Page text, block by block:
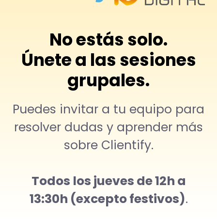
No estás solo.
Únete a las sesiones
grupales.
Puedes invitar a tu equipo para
resolver dudas y aprender más
sobre Clientify.
Todos los jueves de 12h a
13:30h (excepto festivos).